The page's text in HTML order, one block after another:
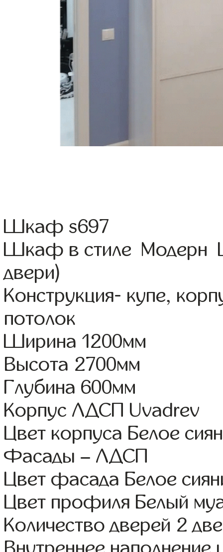
Шкаф s697
Шкаф в стиле Модерн
двери)
Конструкция- купе,
потолок
Ширина 1200мм
Высота 2700мм
Глубина 600мм
Корпус ЛДСП Uvadrev
Цвет корпуса Белое
Фасады – ЛДСП
Цвет фасада Белое
Цвет профиля Белый
Количество дверей 2